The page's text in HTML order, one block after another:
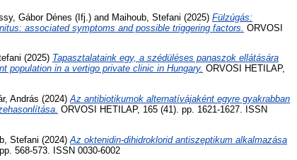
Gábor Dénes (Ifj.) and Maihoub, Stefani (2025) Fülzúgás:
associated symptoms and possible triggering factors. ORVOSI
(2025) Tapasztalataink egy, a szédüléses panaszok ellátására
population in a vertigo private clinic in Hungary. ORVOSI HETILAP,
András (2024)Az antibiotikumok alternatívájaként egyre gyakrabban
ORVOSI HETILAP, 165 (41). pp. 1621-1627. ISSN
Stefani (2024) Az oktenidin-dihidroklorid antiszeptikum alkalmazása
568-573. ISSN 0030-6002